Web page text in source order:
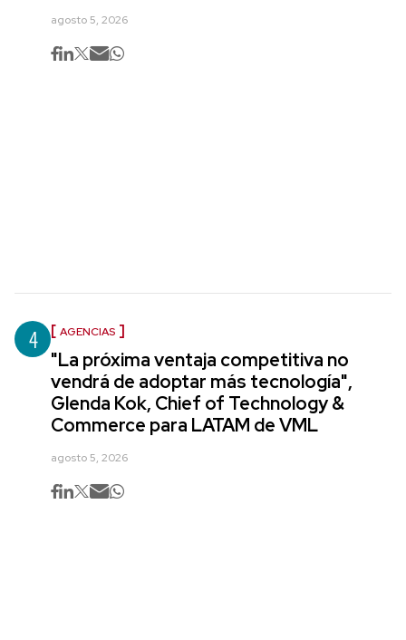
agosto 5, 2026
4 AGENCIAS
"La próxima ventaja competitiva no
vendrá de adoptar más tecnología",
Glenda Kok, Chief of Technology &
Commerce para LATAM de VML
agosto 5, 2026